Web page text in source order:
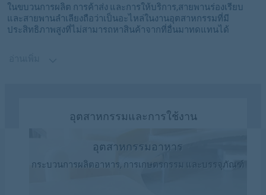
ในขบวนการผลิต การค้าส่ง และการให้บริการ,สายพานร่องเรียบ
และสายพานลำเลียงถือว่าเป็นอะไหล่ในงานอุตสาหกรรมที่มี
ประสิทธิภาพสูงที่ไม่สามารถหาสินค้าจากที่อื่นมาทดแทนได้
อุตสาหกรรมและการใช้งาน
อุตสาหกรรมอาหาร
กระบวนการผลิตอาหาร, การเกษตรกรรม และบรรจุภัณฑ์